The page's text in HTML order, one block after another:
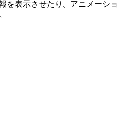
を表示させたり、アニメーショ